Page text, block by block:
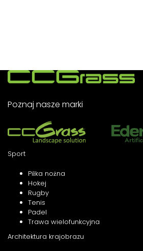
Poznaj nasze marki
Sport
Piłka nożna
Hokej
Rugby
Tenis
Padel
Trawa wielofunkcyjna
Architektura krajobrazu